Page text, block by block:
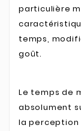
particulière
temps,
goût.
Le temps de
absolument
la perception